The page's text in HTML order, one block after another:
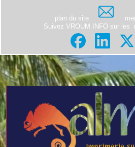
plan du site
Suivez VROUM.INFO sur les